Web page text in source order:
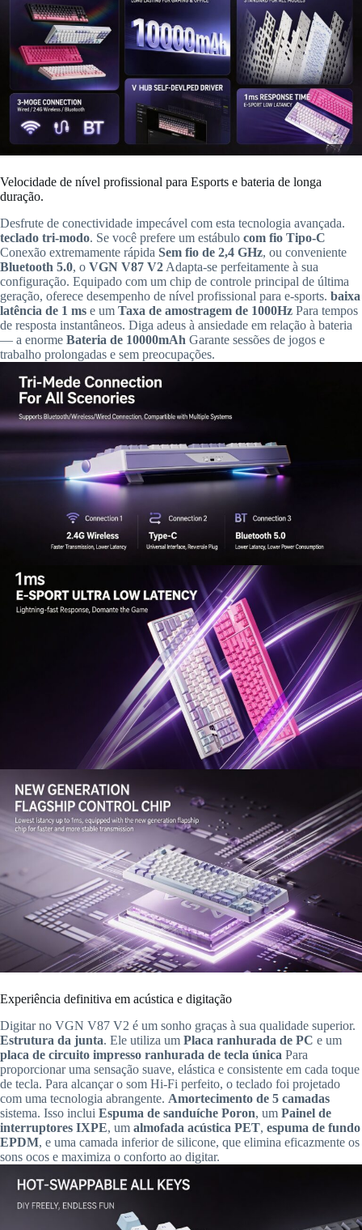
Velocidade de nível profissional para Esports e bateria de longa
duração.
Desfrute de conectividade impecável com esta tecnologia avançada.
teclado tri-modo. Se você prefere um estábulo com fio Tipo-C
Conexão extremamente rápida Sem fio de 2,4 GHz, ou conveniente
Bluetooth 5.0, o VGN V87 V2 Adapta-se perfeitamente à sua
configuração. Equipado com um chip de controle principal de última
geração, oferece desempenho de nível profissional para e-sports. baixa
latência de 1 ms e um Taxa de amostragem de 1000Hz Para tempos
de resposta instantâneos. Diga adeus à ansiedade em relação à bateria
— a enorme Bateria de 10000mAh Garante sessões de jogos e
trabalho prolongadas e sem preocupações.
Experiência definitiva em acústica e digitação
Digitar no VGN V87 V2 é um sonho graças à sua qualidade superior.
Estrutura da junta. Ele utiliza um Placa ranhurada de PC e um
placa de circuito impresso ranhurada de tecla única Para
proporcionar uma sensação suave, elástica e consistente em cada toque
de tecla. Para alcançar o som Hi-Fi perfeito, o teclado foi projetado
com uma tecnologia abrangente. Amortecimento de 5 camadas
sistema. Isso inclui Espuma de sanduíche Poron, um Painel de
interruptores IXPE, um almofada acústica PET, espuma de fundo
EPDM, e uma camada inferior de silicone, que elimina eficazmente os
sons ocos e maximiza o conforto ao digitar.